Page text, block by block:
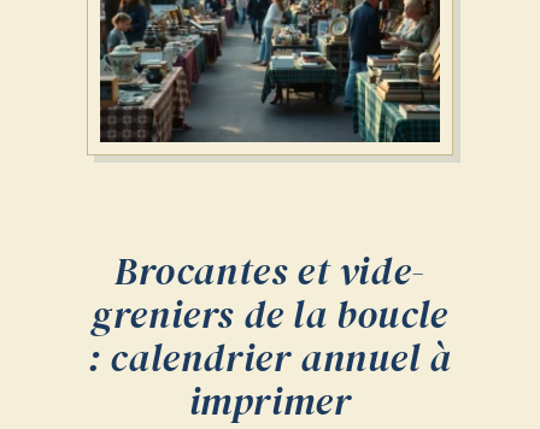
Brocantes et vide-
greniers de la boucle
: calendrier annuel à
imprimer